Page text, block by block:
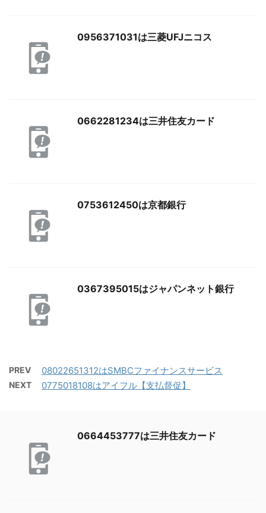
0956371031は三菱UFJニコス
0662281234は三井住友カード
0753612450は京都銀行
0367395015はジャパンネット銀行
PREV 08022651312はSMBCファイナンスサービス
NEXT 0775018108はアイフル【支払督促】
0664453777は三井住友カード